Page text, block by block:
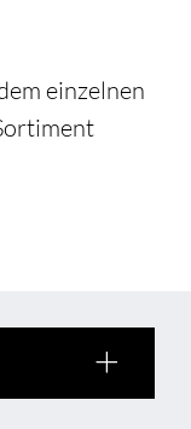
einzelnen